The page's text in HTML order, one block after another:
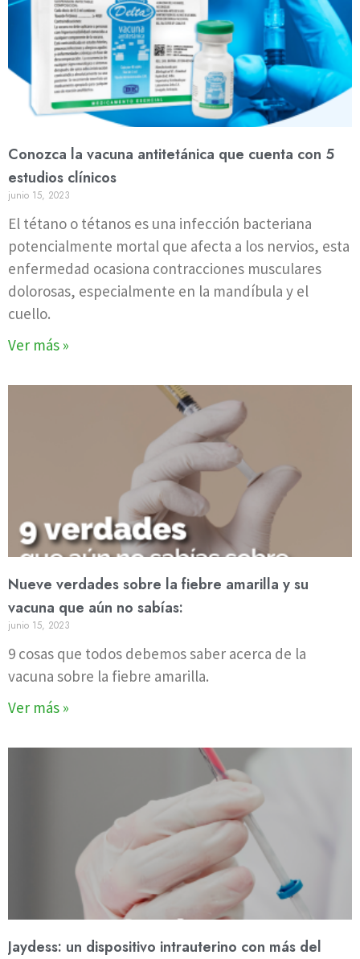
Conozca la vacuna antitetánica que cuenta con 5
estudios clínicos
junio 15, 2023
El tétano o tétanos es una infección bacteriana
potencialmente mortal que afecta a los nervios, esta
enfermedad ocasiona contracciones musculares
dolorosas, especialmente en la mandíbula y el
cuello.
Ver más »
Nueve verdades sobre la fiebre amarilla y su
vacuna que aún no sabías:
junio 15, 2023
9 cosas que todos debemos saber acerca de la
vacuna sobre la fiebre amarilla.
Ver más »
Jaydess: un dispositivo intrauterino con más del